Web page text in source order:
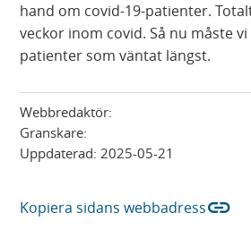
hand om covid-19-patienter.
veckor inom covid. Så nu måste
patienter som väntat längst.
Webbredaktör:
Granskare:
Uppdaterad: 2025-05-21
Kopiera sidans webbadresslink